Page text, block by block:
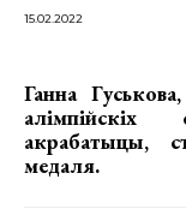
15.02.2022
Ганна
акрабатыцы,
медаля.